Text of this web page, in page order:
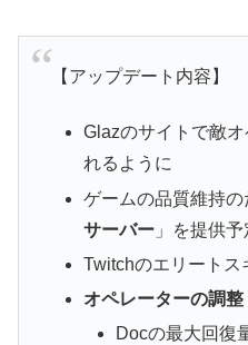
【アップデート内容】
Glazのサイトで敵
れるように
ゲームの品質維持の
サーバー」を提供予
Twitchのエリートス
オペレーターの調整
Docの最大回復